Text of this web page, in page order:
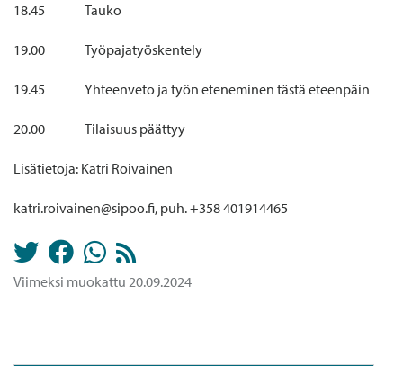
18.45 Tauko
19.00 Työpajatyöskentely
19.45 Yhteenveto ja työn eteneminen tästä eteenpäin
20.00 Tilaisuus päättyy
Lisätietoja: Katri Roivainen
katri.roivainen@sipoo.fi, puh. +358 401914465
Viimeksi muokattu 20.09.2024